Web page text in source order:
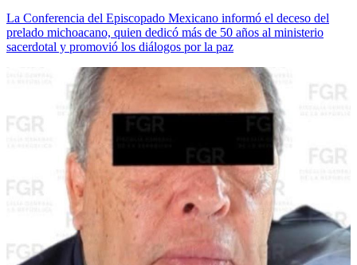
La Conferencia del Episcopado Mexicano informó el deceso del
prelado michoacano, quien dedicó más de 50 años al ministerio
sacerdotal y promovió los diálogos por la paz